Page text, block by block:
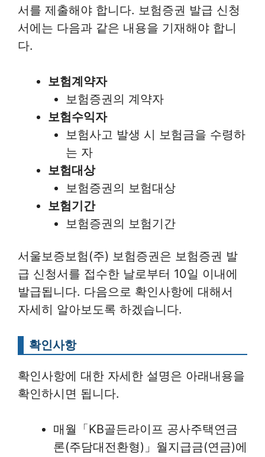
서를 제출해야 합니다. 보험증권 발급 신청
서에는 다음과 같은 내용을 기재해야 합니
다.
보험계약자
보험증권의 계약자
보험수익자
보험사고 발생 시 보험금을 수령하
는 자
보험대상
보험증권의 보험대상
보험기간
보험증권의 보험기간
서울보증보험(주) 보험증권은 보험증권 발
급 신청서를 접수한 날로부터 10일 이내에
발급됩니다. 다음으로 확인사항에 대해서
자세히 알아보도록 하겠습니다.
확인사항
확인사항에 대한 자세한 설명은 아래내용을
확인하시면 됩니다.
매월「KB골든라이프 공사주택연금
론(주담대전환형)」월지급금(연금)에